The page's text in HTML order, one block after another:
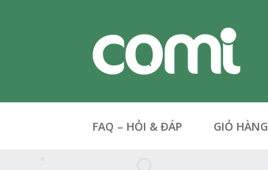
FAQ – HỎI & ĐÁP GIỎ HÀNG